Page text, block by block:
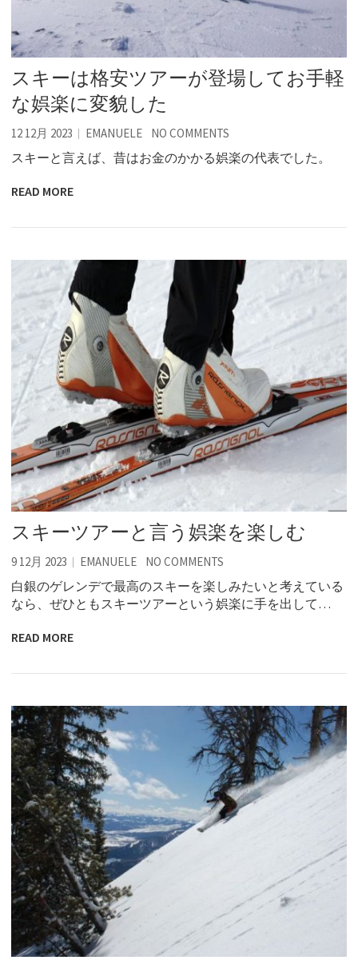
スキーは格安ツアーが登場してお手軽
な娯楽に変貌した
12 12月 2023 EMANUELE NO COMMENTS
スキーと言えば、昔はお金のかかる娯楽の代表でした。
READ MORE
スキーツアーと言う娯楽を楽しむ
9 12月 2023 EMANUELE NO COMMENTS
白銀のゲレンデで最高のスキーを楽しみたいと考えている
なら、ぜひともスキーツアーという娯楽に手を出して…
READ MORE